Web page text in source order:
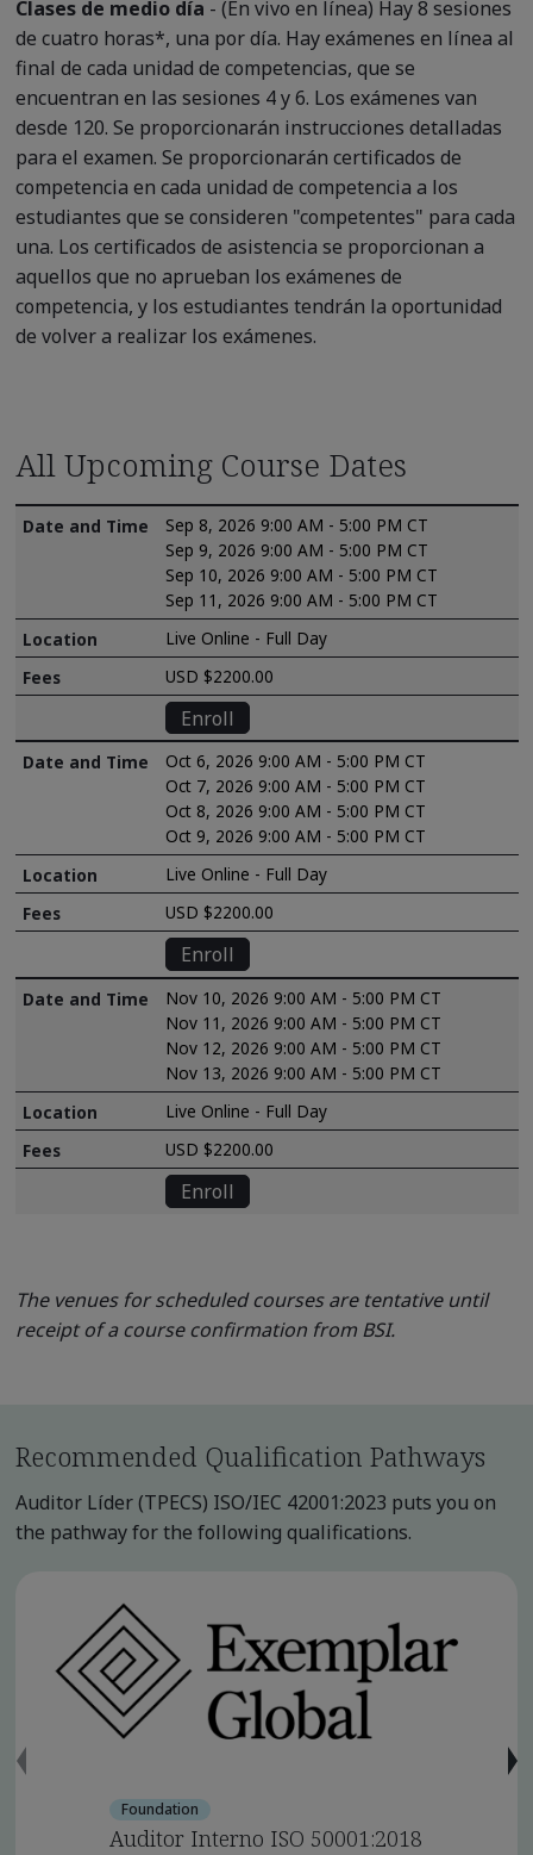
Clases de medio día - (En vivo en línea) Hay 8 sesiones
de cuatro horas*, una por día. Hay exámenes en línea al
final de cada unidad de competencias, que se
encuentran en las sesiones 4 y 6. Los exámenes van
desde 120. Se proporcionarán instrucciones detalladas
para el examen. Se proporcionarán certificados de
competencia en cada unidad de competencia a los
estudiantes que se consideren "competentes" para cada
una. Los certificados de asistencia se proporcionan a
aquellos que no aprueban los exámenes de
competencia, y los estudiantes tendrán la oportunidad
de volver a realizar los exámenes.
All Upcoming Course Dates
Sep 8, 2026 9:00 AM - 5:00 PM CT
Sep 9, 2026 9:00 AM - 5:00 PM CT
Sep 10, 2026 9:00 AM - 5:00 PM CT
Sep 11, 2026 9:00 AM - 5:00 PM CT
Live Online - Full Day
USD $2200.00
Enroll
Oct 6, 2026 9:00 AM - 5:00 PM CT
Oct 7, 2026 9:00 AM - 5:00 PM CT
Oct 8, 2026 9:00 AM - 5:00 PM CT
Oct 9, 2026 9:00 AM - 5:00 PM CT
Live Online - Full Day
USD $2200.00
Enroll
Nov 10, 2026 9:00 AM - 5:00 PM CT
Nov 11, 2026 9:00 AM - 5:00 PM CT
Nov 12, 2026 9:00 AM - 5:00 PM CT
Nov 13, 2026 9:00 AM - 5:00 PM CT
Live Online - Full Day
USD $2200.00
Enroll
The venues for scheduled courses are tentative until
receipt of a course confirmation from BSI.
Recommended Qualification Pathways
Auditor Líder (TPECS) ISO/IEC 42001:2023 puts you on
the pathway for the following qualifications.
Foundation
Auditor Interno ISO 50001:2018